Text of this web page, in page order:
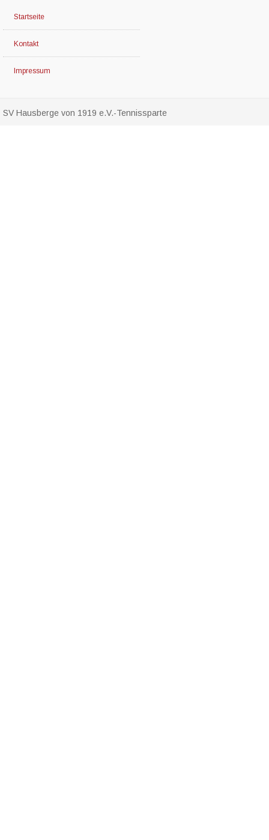
Startseite
Kontakt
Impressum
SV Hausberge von 1919 e.V.-Tennissparte